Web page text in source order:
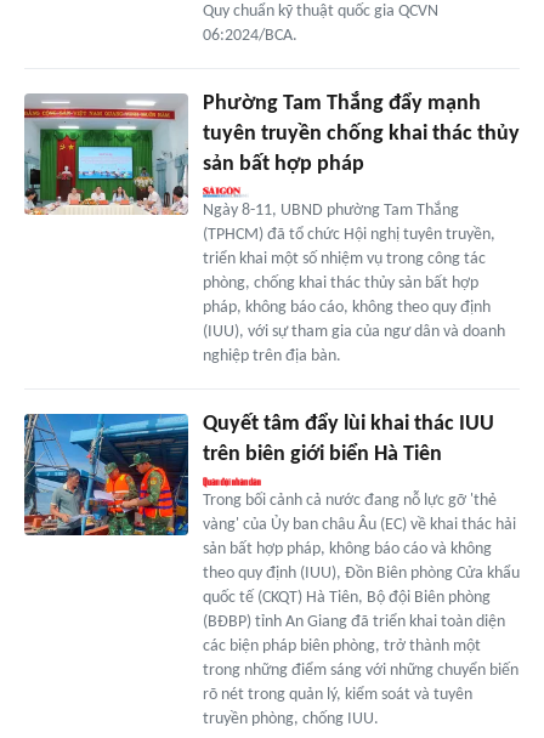
Quy chuẩn kỹ thuật quốc gia QCVN
06:2024/BCA.
Phường Tam Thắng đẩy mạnh
tuyên truyền chống khai thác thủy
sản bất hợp pháp
Ngày 8-11, UBND phường Tam Thắng
(TPHCM) đã tổ chức Hội nghị tuyên truyền,
triển khai một số nhiệm vụ trong công tác
phòng, chống khai thác thủy sản bất hợp
pháp, không báo cáo, không theo quy định
(IUU), với sự tham gia của ngư dân và doanh
nghiệp trên địa bàn.
Quyết tâm đẩy lùi khai thác IUU
trên biên giới biển Hà Tiên
Trong bối cảnh cả nước đang nỗ lực gỡ 'thẻ
vàng' của Ủy ban châu Âu (EC) về khai thác hải
sản bất hợp pháp, không báo cáo và không
theo quy định (IUU), Đồn Biên phòng Cửa khẩu
quốc tế (CKQT) Hà Tiên, Bộ đội Biên phòng
(BĐBP) tỉnh An Giang đã triển khai toàn diện
các biện pháp biên phòng, trở thành một
trong những điểm sáng với những chuyển biến
rõ nét trong quản lý, kiểm soát và tuyên
truyền phòng, chống IUU.